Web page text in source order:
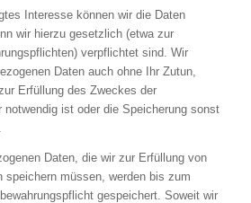
Interesse können wir die Daten
wir hierzu gesetzlich (etwa zur
verpflichtet sind. Wir
Daten auch ohne Ihr Zutun,
Erfüllung des Zweckes der
notwendig ist oder die Speicherung sonst
Daten, die wir zur Erfüllung von
speichern müssen, werden bis zum
gespeichert. Soweit wir